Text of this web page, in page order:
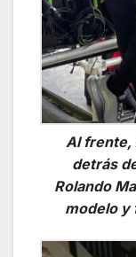
Al frente,
detrás
Rolando
modelo y